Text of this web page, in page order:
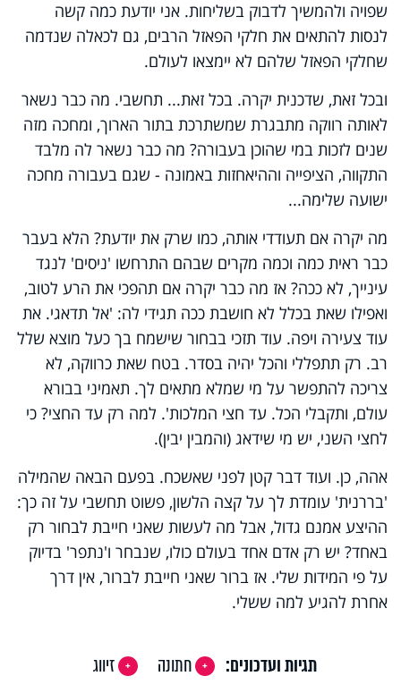
שפויה ולהמשיך לדבוק בשליחות. אני יודעת כמה קשה
לנסות להתאים את חלקי הפאזל הרבים, גם לכאלה שנדמה
שחלקי הפאזל שלהם לא יימצאו לעולם.
ובכל זאת, שדכנית יקרה. בכל זאת... תחשבי. מה כבר נשאר
לאותה רווקה מתבגרת שמשתרכת בתור הארוך, ומחכה מזה
שנים לזכות במי שהוכן בעבורה? מה כבר נשאר לה מלבד
התקווה, הציפייה וההיאחזות באמונה - שגם בעבורה מחכה
ישועה שלימה...
מה יקרה אם תעודדי אותה, כמו שרק את יודעת? הלא בעבר
כבר ראית כמה וכמה מקרים שבהם התרחשו 'ניסים' לנגד
עינייך, לא ככה? אז מה כבר יקרה אם תהפכי את הרע לטוב,
ואפילו שאת בכלל לא חושבת ככה תגידי לה: 'אל תדאגי. את
עוד צעירה ויפה. עוד תזכי בבחור שישמח בך כעל מוצא שלל
רב. רק תתפללי והכל יהיה בסדר. בטח שאת כרווקה, לא
צריכה להתפשר על מי שמלא מתאים לך. תאמיני בבורא
עולם, ותקבלי הכל. עד חצי המלכות'. למה רק עד החצי? כי
לחצי השני, יש מי שידאג (והמבין יבין).
אהה, כן. ועוד דבר קטן לפני שאשכח. בפעם הבאה שהמילה
'בררנית' עומדת לך על קצה הלשון, פשוט תחשבי על זה כך:
ההיצע אמנם גדול, אבל מה לעשות שאני חייבת לבחור רק
באחד? יש רק אדם אחד בעולם כולו, שנבחר ו'נתפר' בדיוק
על פי המידות שלי. אז ברור שאני חייבת לברור, אין דרך
אחרת להגיע למה ששלי.
תגיות ועדכונים: חתונה
זיווג